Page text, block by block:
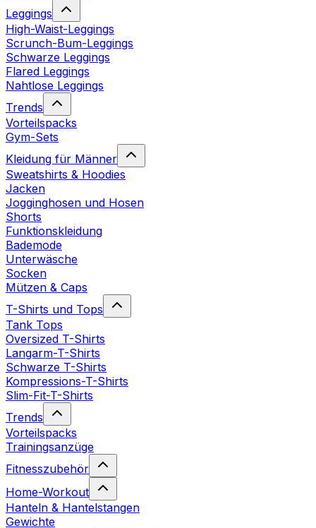
Leggings
High-Waist-Leggings
Scrunch-Bum-Leggings
Schwarze Leggings
Flared Leggings
Nahtlose Leggings
Trends
Vorteilspacks
Gym-Sets
Kleidung für Männer
Sweatshirts & Hoodies
Jacken
Jogginghosen und Hosen
Shorts
Funktionskleidung
Bademode
Unterwäsche
Socken
Mützen & Caps
T-Shirts und Tops
Tank Tops
Oversized T-Shirts
Langarm-T-Shirts
Schwarze T-Shirts
Kompressions-T-Shirts
Slim-Fit-T-Shirts
Trends
Vorteilspacks
Trainingsanzüge
Fitnesszubehör
Home-Workout
Hanteln & Hantelstangen
Gewichte